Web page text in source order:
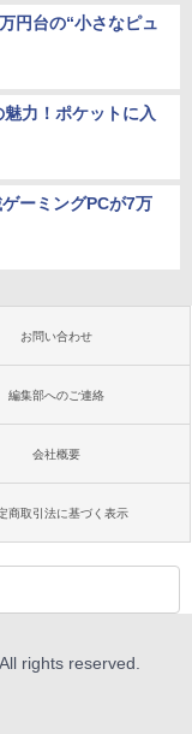
円台の“小さなピュ
力！ポケットに入
ーミングPCが7万
お問い合わせ
編集部へのご連絡
会社概要
商取引法に基づく表示
rights reserved.